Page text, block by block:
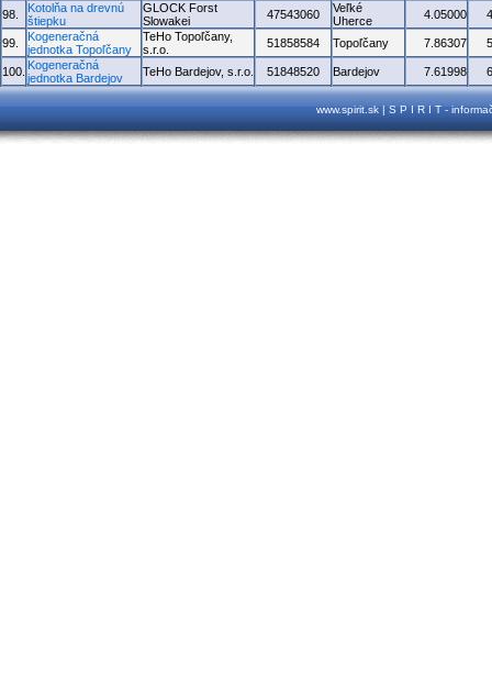
98.
Kotolňa na drevnú
štiepku
GLOCK Forst
Slowakei
47543060
Veľké
Uherce
4.05000
99.
Kogeneračná
jednotka Topoľčany
TeHo Topoľčany,
s.r.o.
51858584 Topoľčany 7.86307
100. Kogeneračná
jednotka Bardejov
TeHo Bardejov, s.r.o. 51848520 Bardejov 7.61998
www.spirit.sk | S P I R I T -